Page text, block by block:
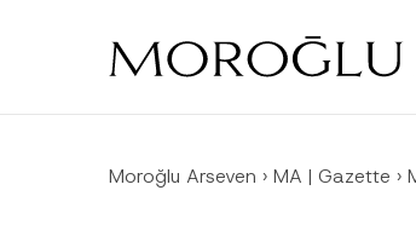
Moroğlu Arseven › MA | Gazette ›